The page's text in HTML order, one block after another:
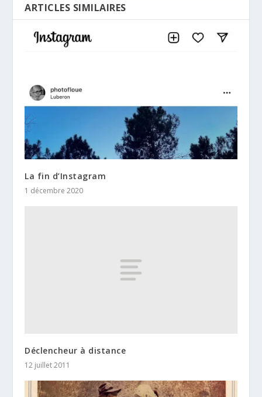
ARTICLES SIMILAIRES
La fin d’Instagram
1 décembre 2020
Déclencheur à distance
12 juillet 2011